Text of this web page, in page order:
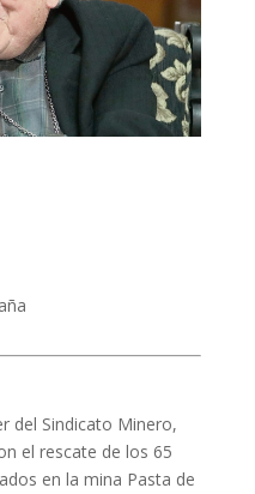
del Sindicato Minero,
el rescate de los 65
en la mina Pasta de